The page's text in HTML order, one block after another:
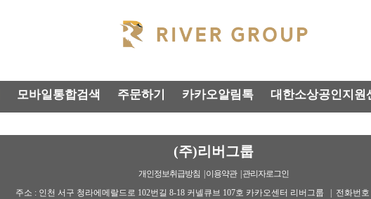
모바일통합검색 주문하기 카카오알림톡 대한소상공인지원
(주)리버그룹
개인정보취급방침 | 이용약관
| 관리자로그인
주소 : 인천 서구 청라에메랄드로 102번길 8-18 커넬큐브 107호 카카오센터 리버그룹 | 전화번호